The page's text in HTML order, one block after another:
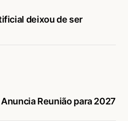
deixou de ser
Reunião para 2027